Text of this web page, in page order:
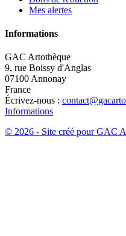
Mes alertes
Informations
GAC Artothèque
9, rue Boissy d'Anglas
07100 Annonay
France
Écrivez-nous :
Informations
© 2026 - Site créé pour GAC